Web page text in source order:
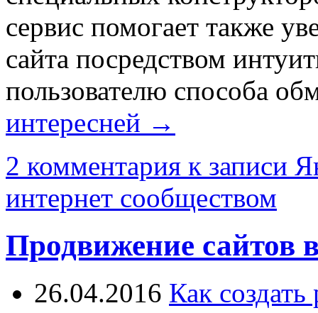
сервис помогает также
сайта посредством
пользователю способа
интересней →
2 комментария к записи
интернет сообществом
Продвижение сайтов
26.04.2016 Как